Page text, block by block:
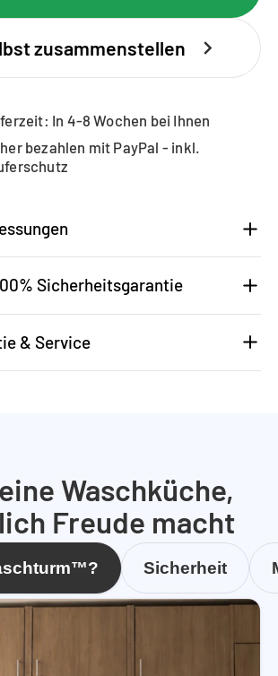
zusammenstellen
In 4-8 Wochen bei Ihnen
bezahlen mit PayPal - inkl.
Sicherheitsgarantie
& Service
Waschküche,
Freude macht
Sicherheit